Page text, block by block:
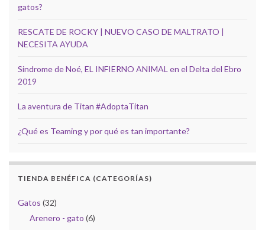
gatos?
RESCATE DE ROCKY | NUEVO CASO DE MALTRATO |
NECESITA AYUDA
Sindrome de Noé, EL INFIERNO ANIMAL en el Delta del Ebro
2019
La aventura de Titan #AdoptaTitan
¿Qué es Teaming y por qué es tan importante?
TIENDA BENÉFICA (CATEGORÍAS)
Gatos (32)
Arenero - gato (6)